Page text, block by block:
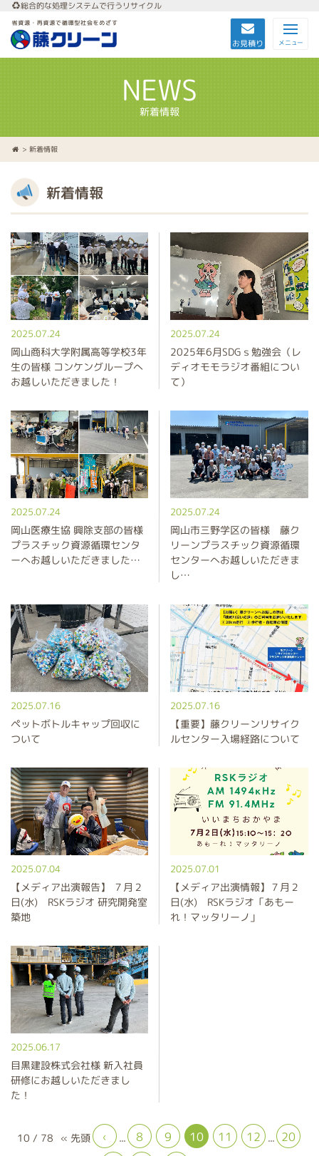
総合的な処理システムで行うリサイクル
お見積り メニュー
NEWS
新着情報
> 新着情報
新着情報
2025.07.24
岡山商科大学附属高等学校3年
生の皆様 コンケングループへ
お越しいただきました！
2025.07.24
2025年6月SDGｓ勉強会（レ
ディオモモラジオ番組につい
て）
2025.07.24
岡山医療生協 興除支部の皆様
プラスチック資源循環センタ
ーへお越しいただきました…
2025.07.24
岡山市三野学区の皆様 藤ク
リーンプラスチック資源循環
センターへお越しいただきま
し…
2025.07.16
ペットボトルキャップ回収に
ついて
2025.07.16
【重要】藤クリーンリサイク
ルセンター入場経路について
2025.07.04
【メディア出演報告】 ７月２
日(水) RSKラジオ 研究開発室
築地
2025.07.01
【メディア出演情報】７月２
日(水) RSKラジオ「あもー
れ！マッタリーノ」
2025.06.17
目黒建設株式会社様 新入社員
研修にお越しいただきまし
た！
10 / 78 « 先頭 ‹ ... 8 9 10 11 12 ...
20